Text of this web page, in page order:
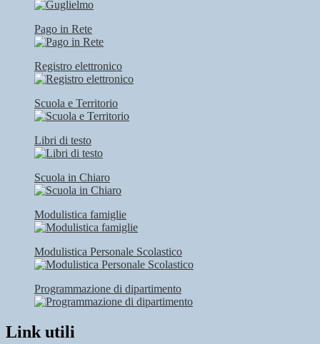
Pago in Rete
Registro elettronico
Scuola e Territorio
Libri di testo
Scuola in Chiaro
Modulistica famiglie
Modulistica Personale Scolastico
Programmazione di dipartimento
Link utili